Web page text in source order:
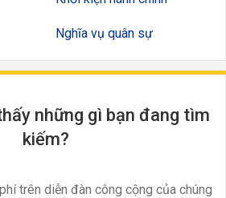
Nghĩa vụ quân sự
những gì bạn đang tìm
kiếm?
trên diễn đàn công cộng của chúng